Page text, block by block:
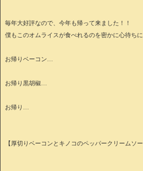
毎年大好評なので、今年も帰って来ました！！
僕もこのオムライスが食べれるのを密かに心待ち
お帰りベーコン…
お帰り黒胡椒…
お帰り…
【厚切りベーコンとキノコのペッパークリームソ